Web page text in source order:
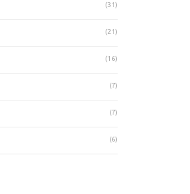
(31)
(21)
(16)
(7)
(7)
(6)